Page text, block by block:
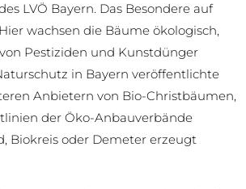
LVÖ Bayern. Das Besondere auf
wachsen die Bäume ökologisch,
Pestiziden und Kunstdünger
in Bayern veröffentlichte
Anbietern von Bio-Christbäumen,
der Öko-Anbauverbände
Biokreis oder Demeter erzeugt